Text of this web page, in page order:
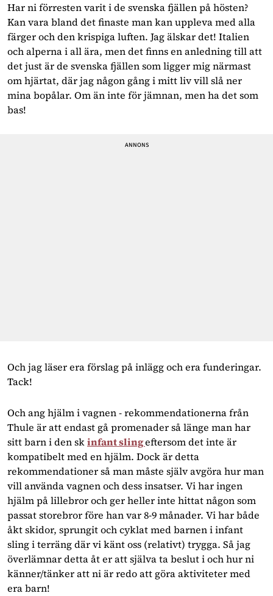
Har ni förresten varit i de svenska fjällen på hösten?
Kan vara bland det finaste man kan uppleva med alla
färger och den krispiga luften. Jag älskar det! Italien
och alperna i all ära, men det finns en anledning till att
det just är de svenska fjällen som ligger mig närmast
om hjärtat, där jag någon gång i mitt liv vill slå ner
mina bopålar. Om än inte för jämnan, men ha det som
bas!
Och jag läser era förslag på inlägg och era funderingar.
Tack!
Och ang hjälm i vagnen - rekommendationerna från
Thule är att endast gå promenader så länge man har
sitt barn i den sk infant sling eftersom det inte är
kompatibelt med en hjälm. Dock är detta
rekommendationer så man måste själv avgöra hur man
vill använda vagnen och dess insatser. Vi har ingen
hjälm på lillebror och ger heller inte hittat någon som
passat storebror före han var 8-9 månader. Vi har både
åkt skidor, sprungit och cyklat med barnen i infant
sling i terräng där vi känt oss (relativt) trygga. Så jag
överlämnar detta åt er att själva ta beslut i och hur ni
känner/tänker att ni är redo att göra aktiviteter med
era barn!